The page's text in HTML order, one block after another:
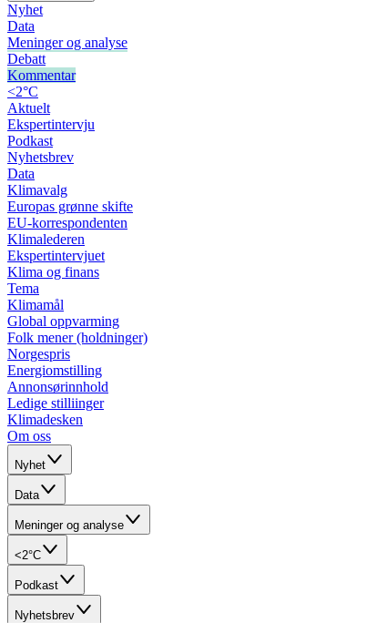
Nyhet
Data
Meninger og analyse
Debatt
Kommentar
<2°C
Aktuelt
Ekspertintervju
Podkast
Nyhetsbrev
Data
Klimavalg
Europas grønne skifte
EU-korrespondenten
Klimalederen
Ekspertintervjuet
Klima og finans
Tema
Klimamål
Global oppvarming
Folk mener (holdninger)
Norgespris
Energiomstilling
Annonsørinnhold
Ledige stilliinger
Klimadesken
Om oss
Nyhet
Data
Meninger og analyse
<2°C
Podkast
Nyhetsbrev